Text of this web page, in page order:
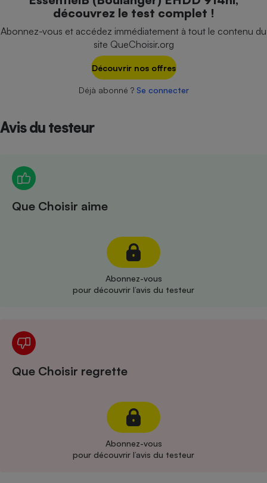
découvrez le test complet !
Abonnez-vous et accédez immédiatement à tout le contenu du
site QueChoisir.org
Découvrir nos offres
Déjà abonné ? Se connecter
Avis du testeur
Que Choisir aime
Abonnez-vous
pour découvrir l’avis du testeur
Que Choisir regrette
Abonnez-vous
pour découvrir l’avis du testeur
Plaque de cuisson à
induction
Cafetière à expressos
Téléphone mobile -
Smartphone
Climatiseur -